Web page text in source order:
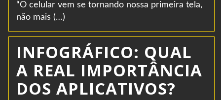
“O celular vem se tornando nossa primeira tela,
não mais (…)
INFOGRÁFICO: QUAL
A REAL IMPORTÂNCIA
DOS APLICATIVOS?